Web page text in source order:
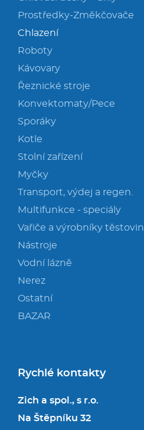
Prostředky-Změkčovače
Chlazení
Roboty
Kávovary
Řeznické stroje
Konvektomaty/Pece
Sporáky
Kotle
Stolní zařízení
Myčky
Transport, výdej a regen.
Multifunkce - speciály
Vařiče a výrobníky těstovin
Nástroje
Vodní lázně
Nerez
Ostatní
BAZAR
Rychlé kontakty
Zich a spol., s r.o.
Na Štěpníku 32